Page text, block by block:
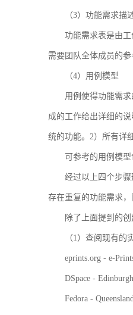
（3）功能需求描
功能需求表是由
需要团队全体成员的
（4）用例模型
用例使得功能需
成的工作给出详细的
统的功能。2）所有详
可参考的用例模
经过以上四个步
存在重复的功能需求
除了上面提到的
（1）查阅现有的
eprints.org - e-
DSpace -
Fedora -